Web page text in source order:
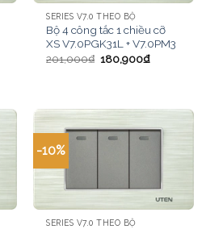
SERIES V7.0 THEO BỘ
Bộ 4 công tắc 1 chiều cỡ
XS V7.0PGK31L + V7.0PM3
201,000₫ 180,900₫
-10%
SERIES V7.0 THEO BỘ